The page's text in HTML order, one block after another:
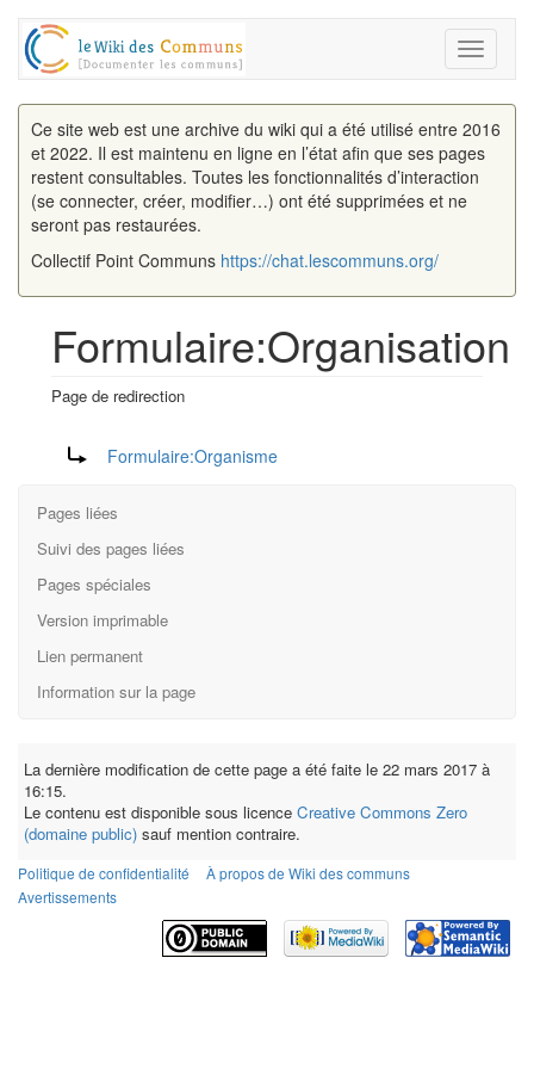
Toggle
Ce site web est une archive du wiki qui a été utilisé entre 2016
et 2022. Il est maintenu en ligne en l’état afin que ses pages
restent consultables. Toutes les fonctionnalités d’interaction
(se connecter, créer, modifier…) ont été supprimées et ne
seront pas restaurées.
Collectif Point Communs https://chat.lescommuns.org/
Formulaire:Organisation
Page de redirection
Rediriger vers :
Formulaire:Organisme
Pages liées
Suivi des pages liées
Pages spéciales
Version imprimable
Lien permanent
Information sur la page
La dernière modification de cette page a été faite le 22 mars 2017 à
16:15.
Le contenu est disponible sous licence Creative Commons Zero
(domaine public) sauf mention contraire.
Politique de confidentialité
À propos de Wiki des communs
Avertissements